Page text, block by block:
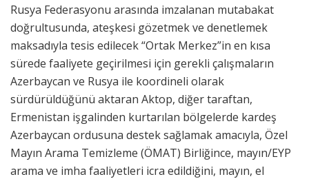
Rusya Federasyonu arasında imzalanan mutabakat
doğrultusunda, ateşkesi gözetmek ve denetlemek
maksadıyla tesis edilecek “Ortak Merkez”in en kısa
sürede faaliyete geçirilmesi için gerekli çalışmaların
Azerbaycan ve Rusya ile koordineli olarak
sürdürüldüğünü aktaran Aktop, diğer taraftan,
Ermenistan işgalinden kurtarılan bölgelerde kardeş
Azerbaycan ordusuna destek sağlamak amacıyla, Özel
Mayın Arama Temizleme (ÖMAT) Birliğince, mayın/EYP
arama ve imha faaliyetleri icra edildiğini, mayın, el